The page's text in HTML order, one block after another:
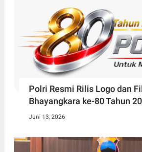
Polri Resmi Rilis Logo dan
Bhayangkara ke-80 Tahun
Juni 13, 2026